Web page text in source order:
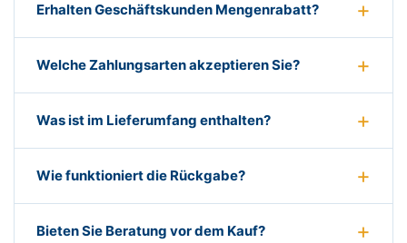
Erhalten Geschäftskunden Mengenrabatt?
Welche Zahlungsarten akzeptieren Sie?
Was ist im Lieferumfang enthalten?
Wie funktioniert die Rückgabe?
Bieten Sie Beratung vor dem Kauf?